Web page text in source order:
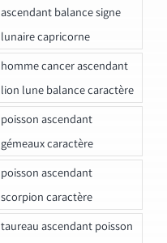
ascendant balance signe
lunaire capricorne
homme cancer ascendant
lion lune balance caractère
poisson ascendant
gémeaux caractère
poisson ascendant
scorpion caractère
taureau ascendant poisson